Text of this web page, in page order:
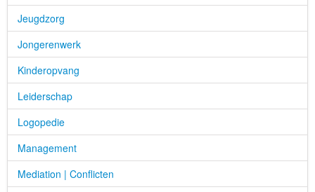
Jeugdzorg
Jongerenwerk
Kinderopvang
Leiderschap
Logopedie
Management
Mediation | Conflicten